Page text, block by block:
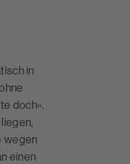
in
doch«.
wegen
einen